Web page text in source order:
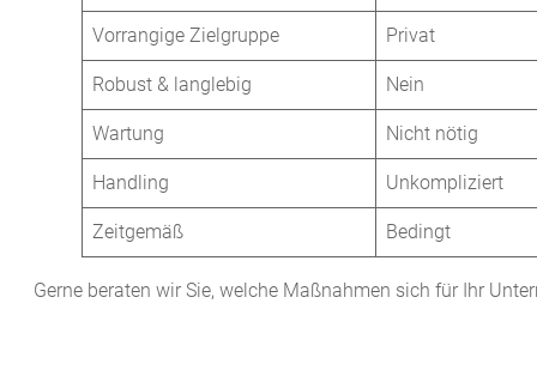
Vorrangige Zielgruppe Privat
Robust & langlebig Nein
Wartung Nicht nötig
Handling Unkompliziert
Zeitgemäß Bedingt
Gerne beraten wir Sie, welche Maßnahmen sich für Ihr